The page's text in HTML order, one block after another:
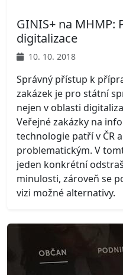
GINIS+ na MHMP:
digitalizace
10. 10. 2018
Správný přístup k
zakázek je pro státní
nejen v oblasti
Veřejné zakázky na
technologie patří v ČR
problematickým. V
jeden konkrétní
minulosti, zároveň se
vizi možné alternativy.